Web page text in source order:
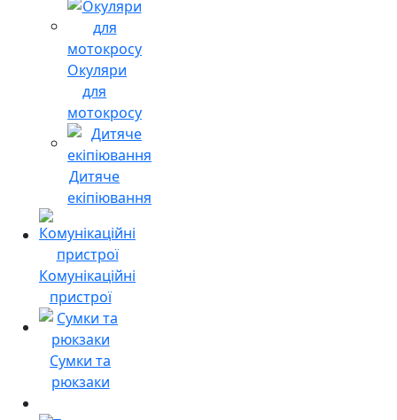
Окуляри
для
мотокросу
Дитяче
екіпіювання
Комунікаційні
пристрої
Сумки та
рюкзаки